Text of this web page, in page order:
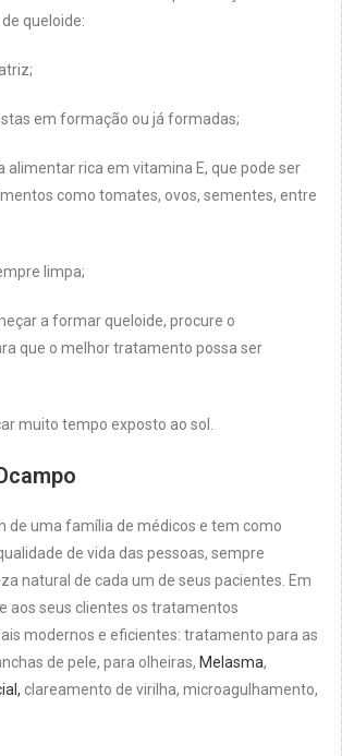
queloide:
em formação ou já formadas;
alimentar rica em vitamina E, que pode ser
como tomates, ovos, sementes, entre
limpa;
a formar queloide, procure o
que o melhor tratamento possa ser
muito tempo exposto ao sol.
de uma família de médicos e tem como
de vida das pessoas, sempre
natural de cada um de seus pacientes. Em
aos seus clientes os tratamentos
modernos e eficientes: tratamento para as
de pele, para olheiras, Melasma,
clareamento de virilha, microagulhamento,